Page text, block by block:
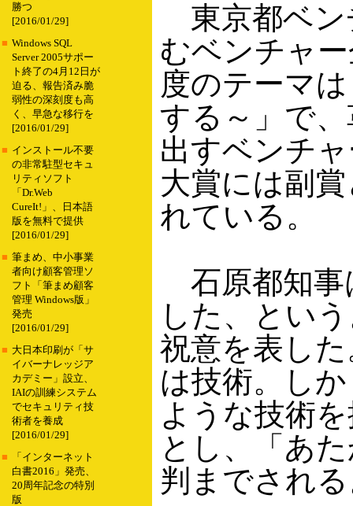
勝つ
[2016/01/29]
■ Windows SQL
Server 2005サポー
ト終了の4月12日が
迫る、報告済み脆
弱性の深刻度も高
く、早急な移行を
[2016/01/29]
■ インストール不要
の非常駐型セキュ
リティソフト
「Dr.Web
CureIt!」、日本語
版を無料で提供
[2016/01/29]
■ 筆まめ、中小事業
者向け顧客管理ソ
フト「筆まめ顧客
管理 Windows版」
発売
[2016/01/29]
■ 大日本印刷が「サ
イバーナレッジア
カデミー」設立、
IAIの訓練システム
でセキュリティ技
術者を養成
[2016/01/29]
■
「インターネット
白書2016」発売、
20周年記念の特別
版
東京都ベン
むベンチャ
度のテーマ
する～」で
出すベンチ
大賞には副
れている。
石原都知事
した、とい
祝意を表し
は技術。し
ような技術
とし、「あ
判までされ